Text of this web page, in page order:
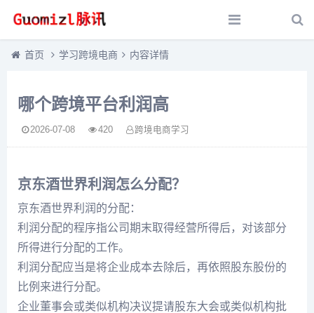
首页 学习跨境电商 内容详情
哪个跨境平台利润高
2026-07-08 420 跨境电商学习
京东酒世界利润怎么分配？
京东酒世界利润的分配：
利润分配的程序指公司期末取得经营所得后，对该部分
所得进行分配的工作。
利润分配应当是将企业成本去除后，再依照股东股份的
比例来进行分配。
企业董事会或类似机构决议提请股东大会或类似机构批